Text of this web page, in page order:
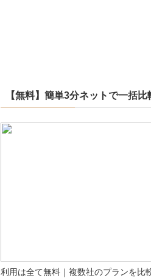
【無料】簡単3分ネットで一括比
利用は全て無料｜複数社のプランを比